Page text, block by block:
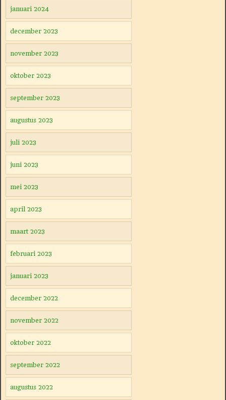
januari 2024
december 2023
november 2023
oktober 2023
september 2023
augustus 2023
juli 2023
juni 2023
mei 2023
april 2023
maart 2023
februari 2023
januari 2023
december 2022
november 2022
oktober 2022
september 2022
augustus 2022